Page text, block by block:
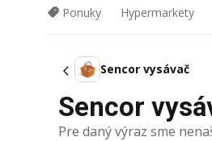
Ponuky Hypermarkety
Sencor vysávač
Sencor
Pre daný výraz sme